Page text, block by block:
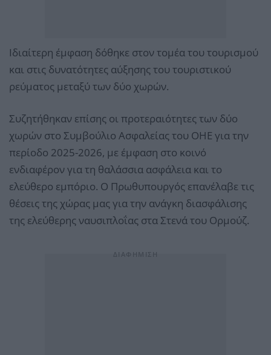
Ιδιαίτερη έμφαση δόθηκε στον τομέα του τουρισμού
και στις δυνατότητες αύξησης του τουριστικού
ρεύματος μεταξύ των δύο χωρών.
Συζητήθηκαν επίσης οι προτεραιότητες των δύο
χωρών στο Συμβούλιο Ασφαλείας του ΟΗΕ για την
περίοδο 2025-2026, με έμφαση στο κοινό
ενδιαφέρον για τη θαλάσσια ασφάλεια και το
ελεύθερο εμπόριο. Ο Πρωθυπουργός επανέλαβε τις
θέσεις της χώρας μας για την ανάγκη διασφάλισης
της ελεύθερης ναυσιπλοΐας στα Στενά του Ορμούζ.